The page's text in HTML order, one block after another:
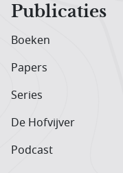
Publicaties
Boeken
Papers
Series
De Hofvijver
Podcast